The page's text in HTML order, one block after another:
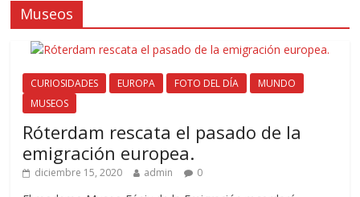
Museos
CURIOSIDADES EUROPA FOTO DEL DÍA
MUNDO
MUSEOS
Róterdam rescata el pasado de la
emigración europea.
diciembre 15, 2020 admin 0